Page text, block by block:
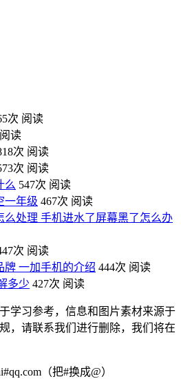
次 阅读
读
次 阅读
次 阅读
么 547次 阅读
一年级 467次 阅读
么处理 手机进水了屏幕黑了怎么办
次 阅读
牌 一加手机的介绍 444次 阅读
多少 427次 阅读
学习参考，信息和图片素材来源于
，请联系我们进行删除，我们将在
（把#换成@）